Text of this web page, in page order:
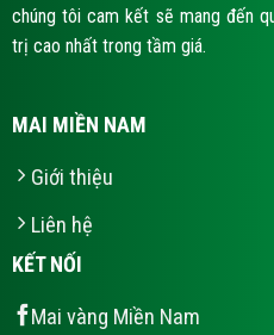
chúng tôi cam kết sẽ mang đến
trị cao nhất trong tầm giá.
MAI MIỀN NAM
Giới thiệu
Liên hệ
KẾT NỐI
Mai vàng Miền Nam